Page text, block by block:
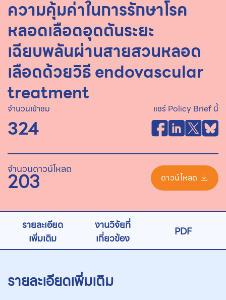
ความคุ้มค่าในการรักษาโรค
หลอดเลือดอุดตันระยะ
เฉียบพลันผ่านสายสวนหลอด
เลือดด้วยวิธี endovascular
treatment
จำนวนเข้าชม
324
แชร์ Policy Brief นี้
จำนวนดาวน์โหลด
203 ดาวน์โหลด
รายละเอียด
เพิ่มเติม
งานวิจัยที่
เกี่ยวข้อง
PDF
รายละเอียดเพิ่มเติม